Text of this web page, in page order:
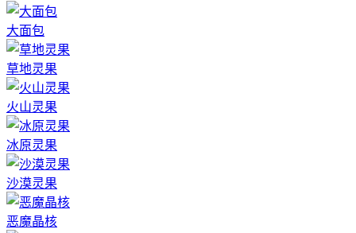
大面包
草地灵果
火山灵果
冰原灵果
沙漠灵果
恶魔晶核